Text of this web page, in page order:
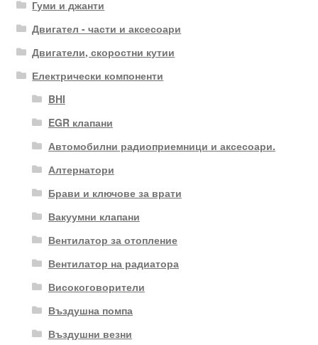
Гуми и джанти
Двигател - части и аксесоари
Двигатели, скоростни кутии
Електрически компоненти
BHI
EGR клапани
Автомобилни радиоприемници и аксесоари.
Алтернатори
Брави и ключове за врати
Вакуумни клапани
Вентилатор за отопление
Вентилатор на радиатора
Високоговорители
Въздушна помпа
Въздушни везни